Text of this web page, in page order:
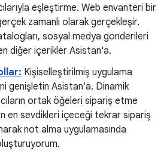
eşleştirme. Web envanteri bir
zamanlı olarak gerçekleşir.
sosyal medya gönderileri
diğer içerikler Asistan'a.
Kişiselleştirilmiş uygulama
genişletin Asistan'a. Dinamik
ortak öğeleri sipariş etme
en sevdikleri içeceği tekrar sipariş
not alma uygulamasında